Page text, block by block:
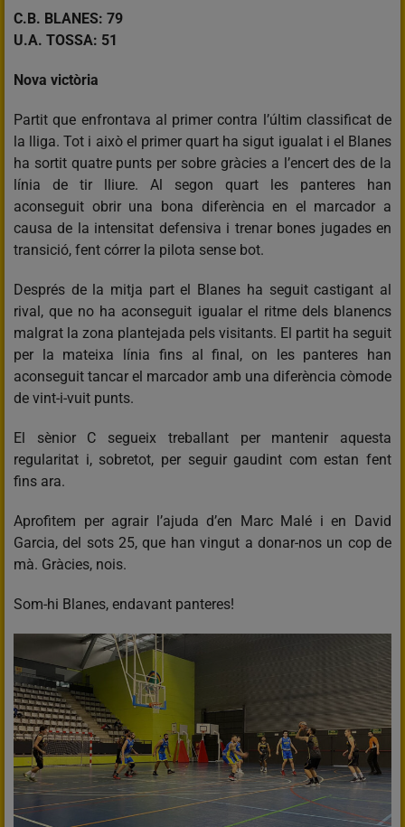
C.B. BLANES: 79
U.A. TOSSA: 51
Nova victòria
Partit que enfrontava al primer contra l’últim classificat de
la lliga. Tot i això el primer quart ha sigut igualat i el Blanes
ha sortit quatre punts per sobre gràcies a l’encert des de la
línia de tir lliure. Al segon quart les panteres han
aconseguit obrir una bona diferència en el marcador a
causa de la intensitat defensiva i trenar bones jugades en
transició, fent córrer la pilota sense bot.
Després de la mitja part el Blanes ha seguit castigant al
rival, que no ha aconseguit igualar el ritme dels blanencs
malgrat la zona plantejada pels visitants. El partit ha seguit
per la mateixa línia fins al final, on les panteres han
aconseguit tancar el marcador amb una diferència còmode
de vint-i-vuit punts.
El sènior C segueix treballant per mantenir aquesta
regularitat i, sobretot, per seguir gaudint com estan fent
fins ara.
Aprofitem per agrair l’ajuda d’en Marc Malé i en David
Garcia, del sots 25, que han vingut a donar-nos un cop de
mà. Gràcies, nois.
Som-hi Blanes, endavant panteres!